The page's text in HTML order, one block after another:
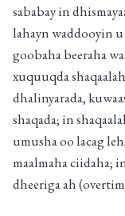
sababay in
lahayn waddooyin u
goobaha beeraha
xuquuqda
dhalinyarada,
shaqada; in
umusha oo lacag
maalmaha ciidaha;
dheeriga ah